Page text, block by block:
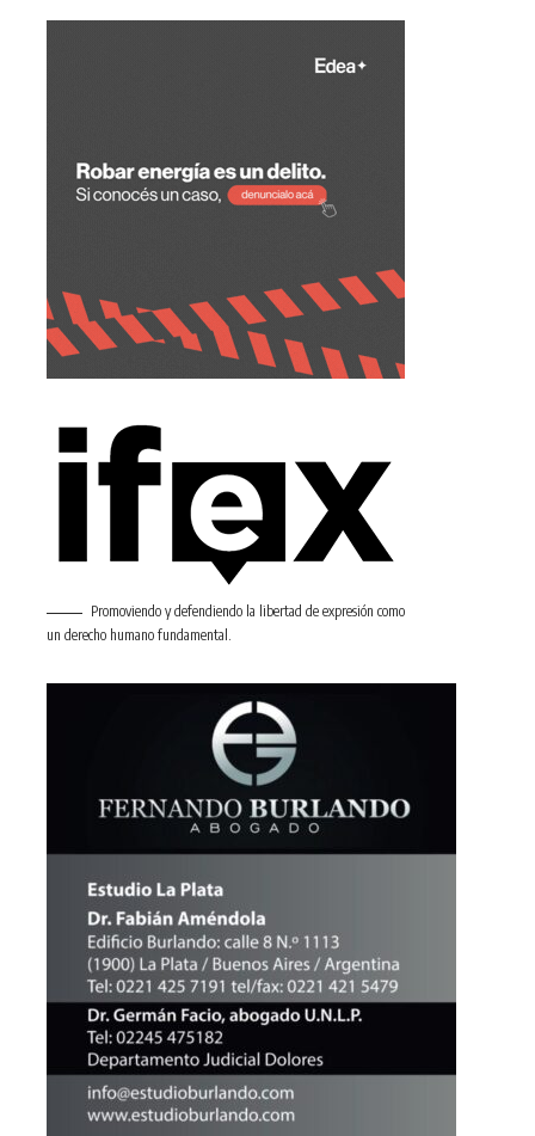
Promoviendo y defendiendo la libertad de expresión como
un derecho humano fundamental.